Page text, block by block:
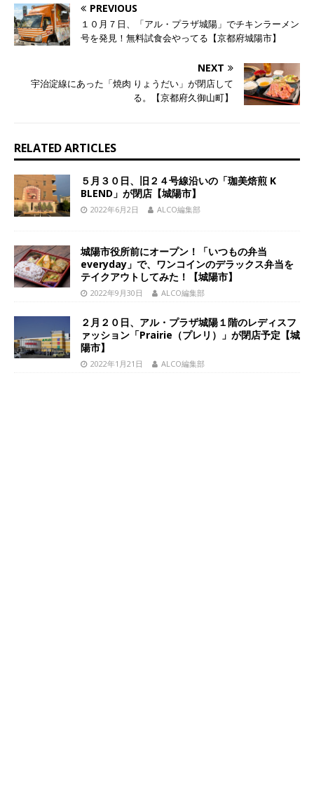
PREVIOUS
１０月７日、「アル・プラザ城陽」でチキンラーメン
号を発見！無料試食会やってる【京都府城陽市】
NEXT
宇治淀線にあった「焼肉 りょうだい」が閉店して
る。【京都府久御山町】
RELATED ARTICLES
５月３０日、旧２４号線沿いの「珈美焙煎 K
BLEND」が閉店【城陽市】
2022年6月2日 ALCO編集部
城陽市役所前にオープン！「いつもの弁当
everyday」で、ワンコインのデラックス弁当を
テイクアウトしてみた！【城陽市】
2022年9月30日 ALCO編集部
２月２０日、アル・プラザ城陽１階のレディスフ
ァッション「Prairie（プレリ）」が閉店予定【城
陽市】
2022年1月21日 ALCO編集部